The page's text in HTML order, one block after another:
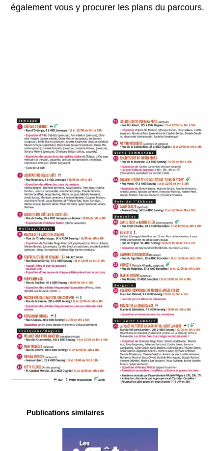
également vous y procurer les plans du parcours.
Publications similaires